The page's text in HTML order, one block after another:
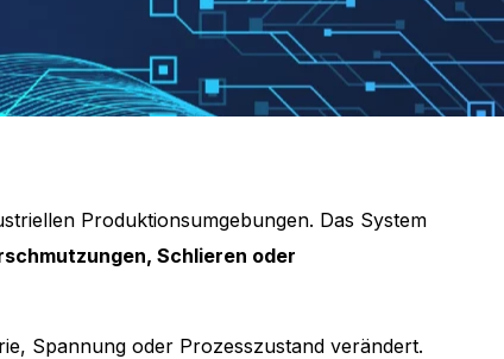
Produktionsumgebungen. Das System
Schlieren oder
Spannung oder Prozesszustand verändert.